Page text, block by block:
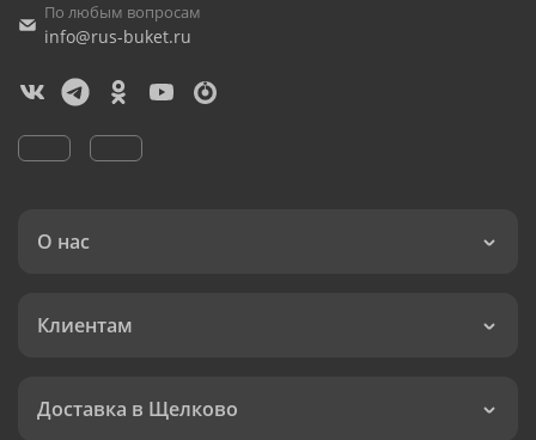
По любым вопросам
info@rus-buket.ru
О нас
Клиентам
Доставка в Щелково